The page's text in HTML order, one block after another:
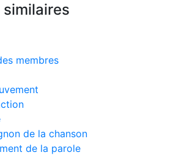
membres
de la chanson
de la parole